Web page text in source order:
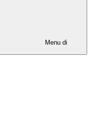
Menu di